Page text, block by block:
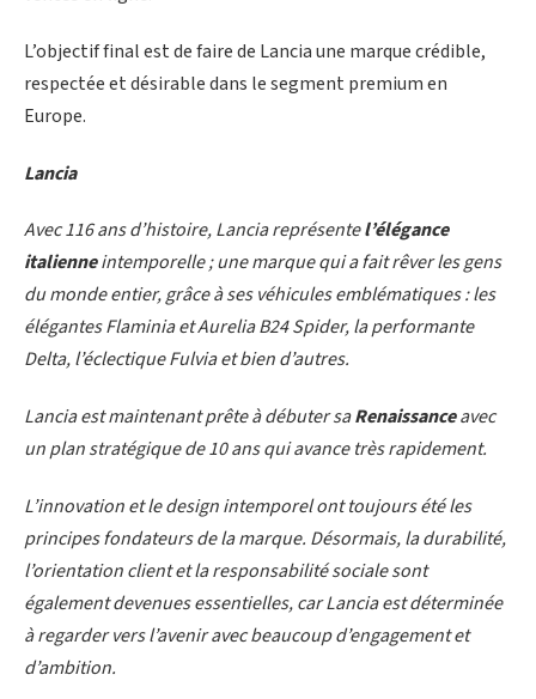
L’objectif final est de faire de Lancia une marque crédible,
respectée et désirable dans le segment premium en
Europe.
Lancia
Avec 116 ans d’histoire, Lancia représentel’élégance
italienneintemporelle ; une marque qui a fait rêver les gens
du monde entier, grâce à ses véhicules emblématiques : les
élégantes Flaminia et Aurelia B24 Spider, la performante
Delta, l’éclectique Fulvia et bien d’autres.
Lancia est maintenant prête à débuter saRenaissanceavec
un plan stratégique de 10 ans qui avance très rapidement.
L’innovation et le design intemporel ont toujours été les
principes fondateurs de la marque. Désormais, la durabilité,
l’orientation client et la responsabilité sociale sont
également devenues essentielles, car Lancia est déterminée
à regarder vers l’avenir avec beaucoup d’engagement et
d’ambition.